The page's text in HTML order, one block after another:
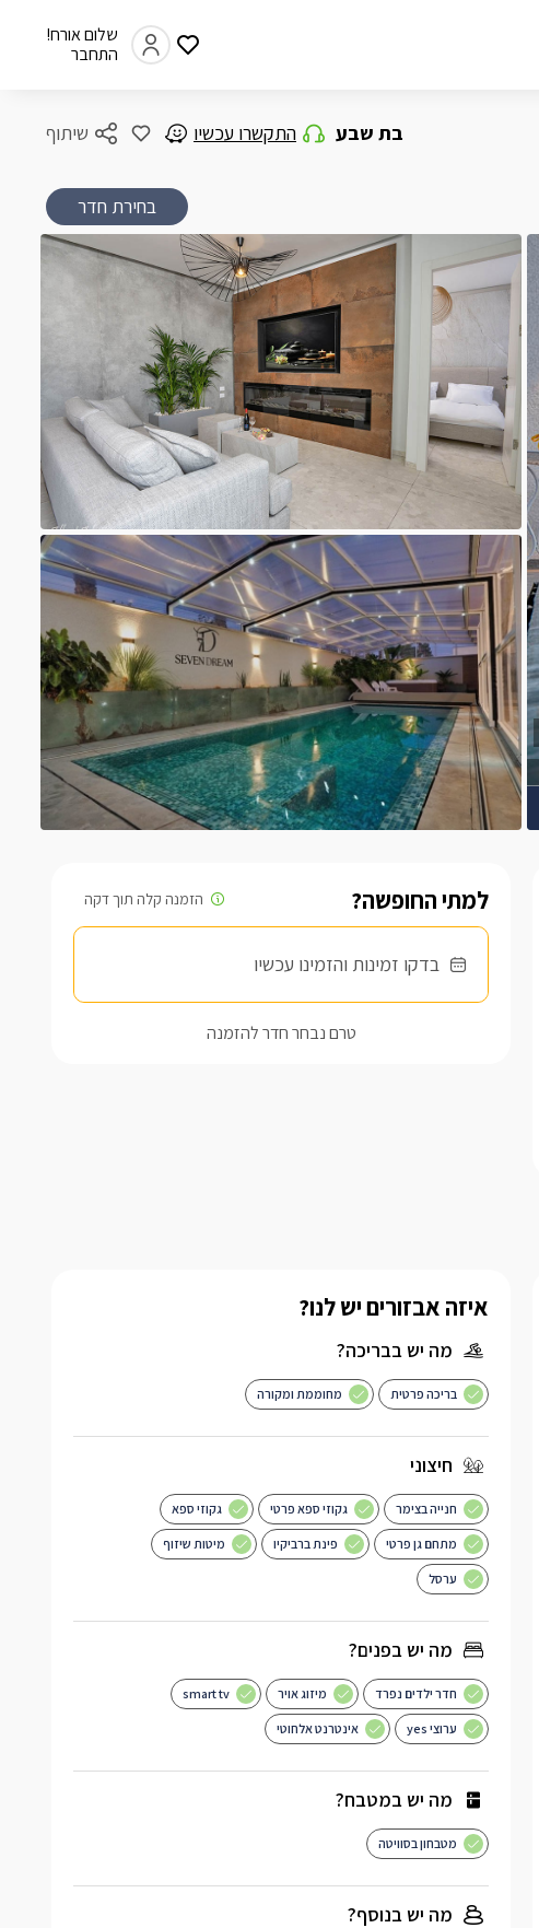
שלום אורח!
התחבר
שיתוף בת שבע התקשרו עכשיו
בחירת חדר
למתי החופשה?
בדקו זמינות והזמינו עכשיו
טרם נבחר חדר להזמנה
איזה אבזורים יש לנו?
מה יש בבריכה?
בריכה פרטית מחוממת ומקורה
חיצוני
חנייה בצימר גקוזי ספא פרטי גקוזי ספא
מתחם גן פרטי פינת ברביקיו מיטות שיזוף
ערסל
מה יש בפנים?
חדר ילדים נפרד מיזוג אויר smart tv
ערוצי yes אינטרנט אלחוטי
מה יש במטבח?
מטבחון בסוויטה
מה יש בנוסף?